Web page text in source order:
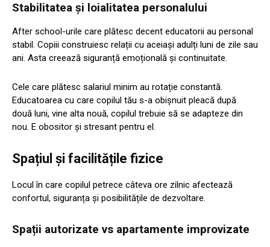
Stabilitatea și loialitatea personalului
After school-urile care plătesc decent educatorii au personal
stabil. Copiii construiesc relații cu aceiași adulți luni de zile sau
ani. Asta creează siguranță emoțională și continuitate.
Cele care plătesc salariul minim au rotație constantă.
Educatoarea cu care copilul tău s-a obișnuit pleacă după
două luni, vine alta nouă, copilul trebuie să se adapteze din
nou. E obositor și stresant pentru el.
Spațiul și facilitățile fizice
Locul în care copilul petrece câteva ore zilnic afectează
confortul, siguranța și posibilitățile de dezvoltare.
Spații autorizate vs apartamente improvizate